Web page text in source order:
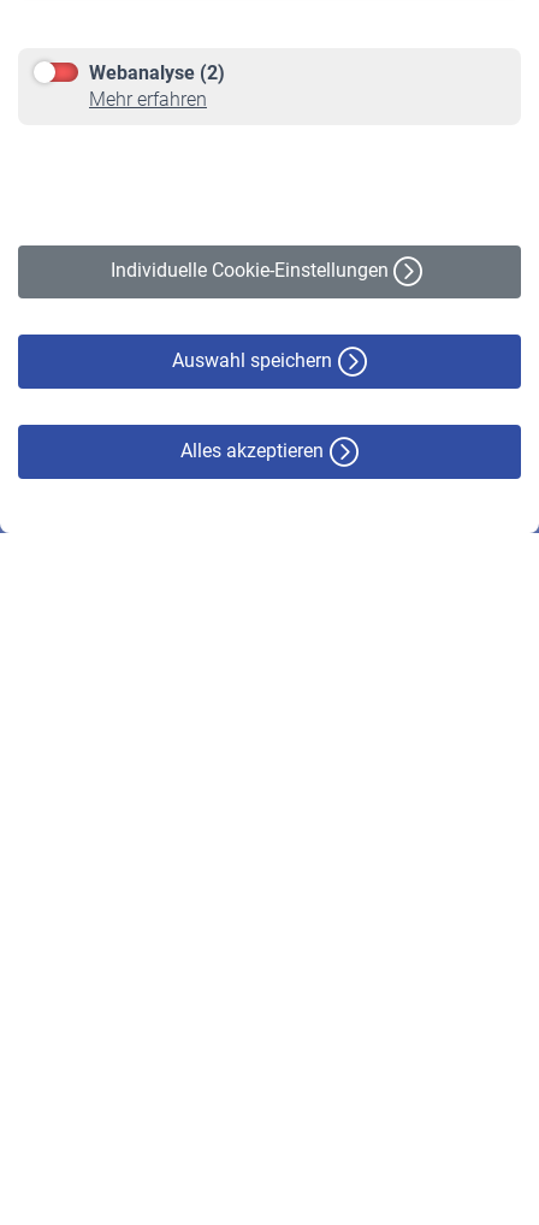
Webanalyse (2)
Mehr erfahren
Individuelle Cookie-Einstellungen
Auswahl speichern
Alles akzeptieren
Online-Rechner
VBLnewsletter
Erklärung zur Barrierefreiheit
© VBL 2026